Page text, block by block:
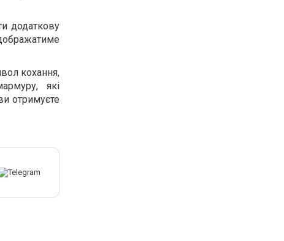
додаткову
кохання,
які
отримуєте